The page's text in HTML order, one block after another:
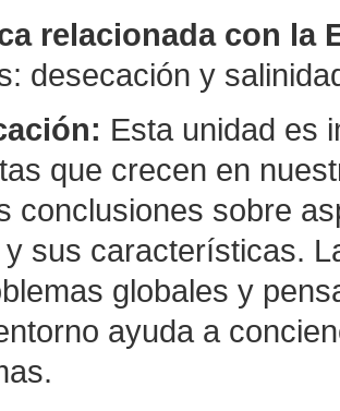
relacionada con la
desecación y
Esta unidad es
que crecen en
conclusiones sobre
y sus características.
globales y
ayuda a